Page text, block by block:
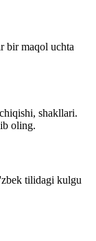
bir maqol uchta
shakllari.
oling.
tilidagi kulgu